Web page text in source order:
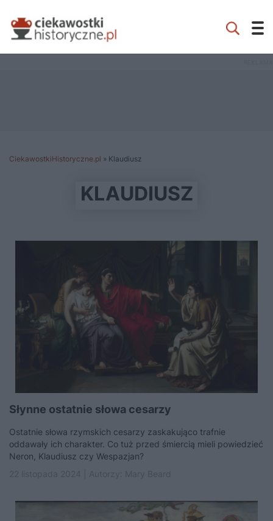
CiekawostkiHistoryczne.pl » Klaudiusz
KLAUDIUSZ
Słynne ostatnie słowa cesarzy
Ostatnie słowa rzymskich cesarzy zaskakująco trafnie
oddawały ich charakter. Co tuż przed śmiercią mieli powiedzieć
Neron, Klaudiusz czy Wespazjan?